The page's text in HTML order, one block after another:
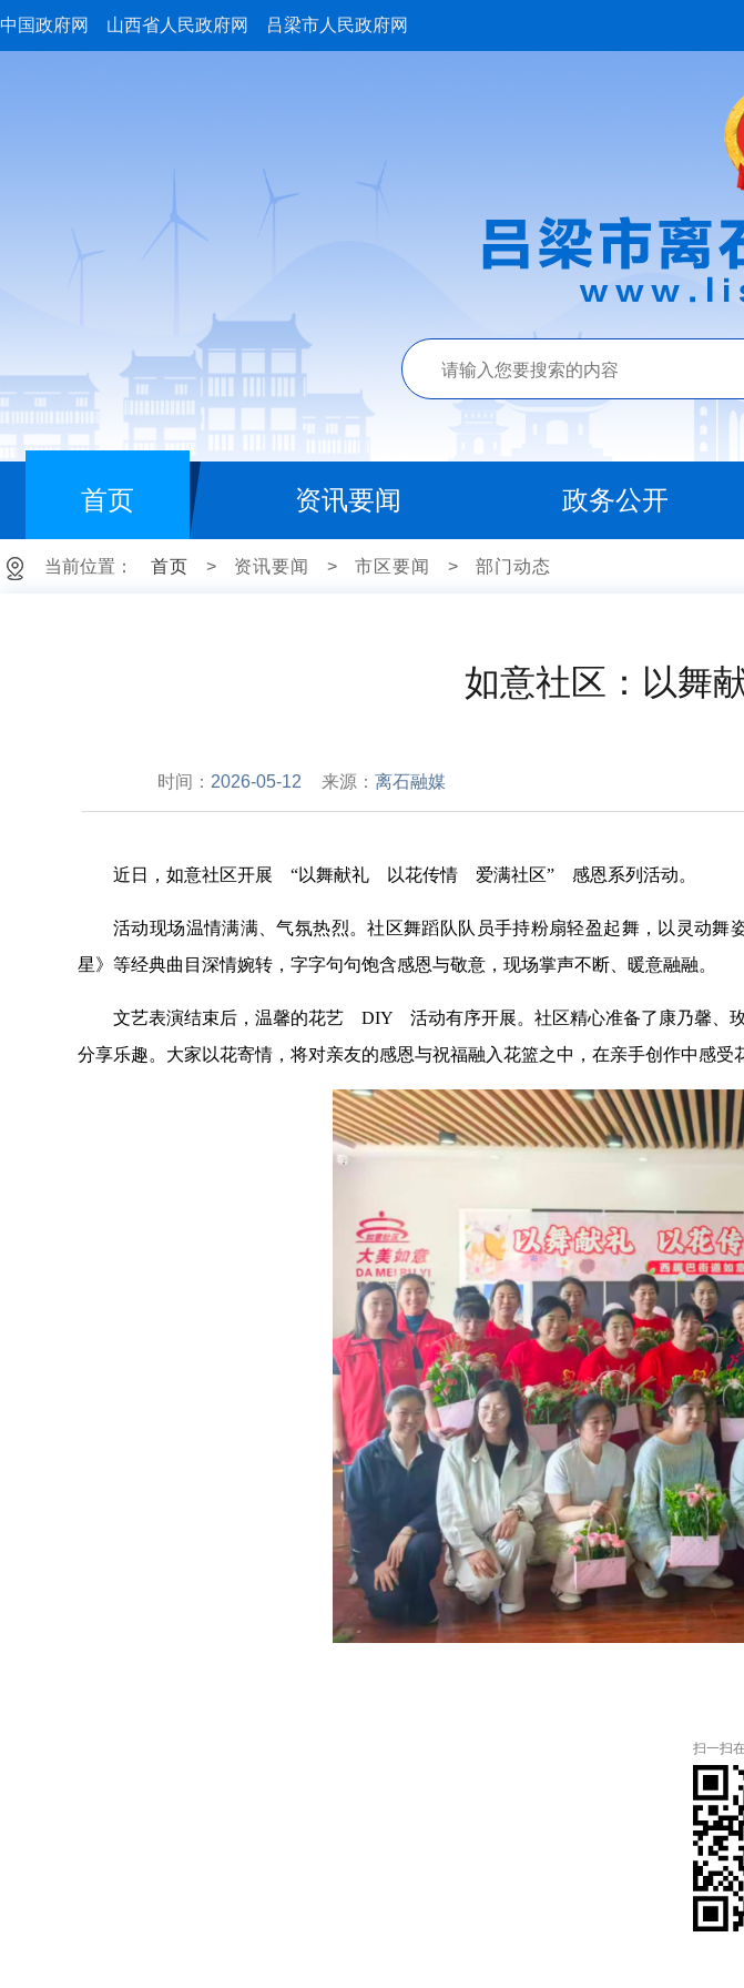
中国政府网 山西省人民政府网 吕梁市人民政府网
首页 资讯要闻 政务公开
当前位置： 首页 > 资讯要闻 > 市区要闻 > 部门动态
如意社区：以舞
时间： 2026-05-12 来源：离石融媒
近日，如意社区开展 “以舞献礼 以花传情 爱满社区” 感恩系列活动。
活动现场温情满满、气氛热烈。社区舞蹈队队员手持粉扇轻盈起舞，以灵动
星》等经典曲目深情婉转，字字句句饱含感恩与敬意，现场掌声不断、暖意融融。
文艺表演结束后，温馨的花艺 DIY 活动有序开展。社区精心准备了康乃馨、
分享乐趣。大家以花寄情，将对亲友的感恩与祝福融入花篮之中，在亲手创作中感受
扫一扫